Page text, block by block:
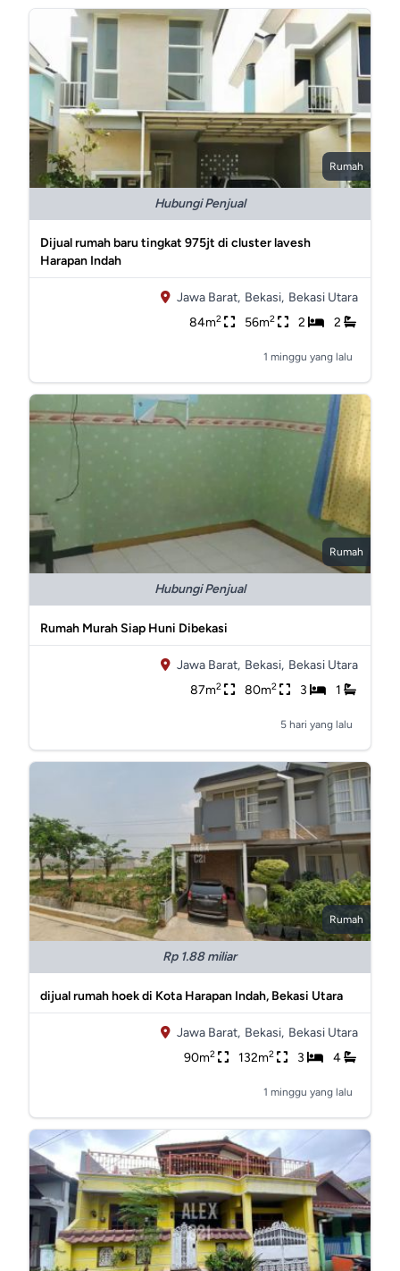
Rumah
Hubungi Penjual
Dijual rumah baru tingkat 975jt di cluster lavesh
Harapan Indah
Jawa Barat, Bekasi, Bekasi Utara
84m2 56m2 2 2
1 minggu yang lalu
Rumah
Hubungi Penjual
Rumah Murah Siap Huni Dibekasi
Jawa Barat, Bekasi, Bekasi Utara
87m2 80m2 3 1
5 hari yang lalu
Rumah
Rp 1.88 miliar
dijual rumah hoek di Kota Harapan Indah, Bekasi Utara
Jawa Barat, Bekasi, Bekasi Utara
90m2 132m2 3 4
1 minggu yang lalu